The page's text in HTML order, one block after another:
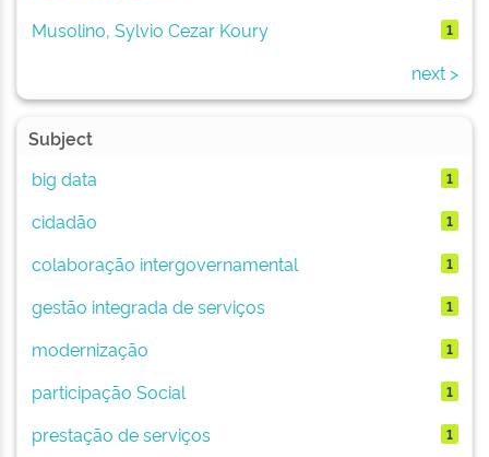
Musolino, Sylvio Cezar Koury 1
next >
Subject
big data
1
cidadão 1
colaboração intergovernamental 1
gestão integrada de serviços 1
modernização 1
participação Social 1
prestação de serviços 1